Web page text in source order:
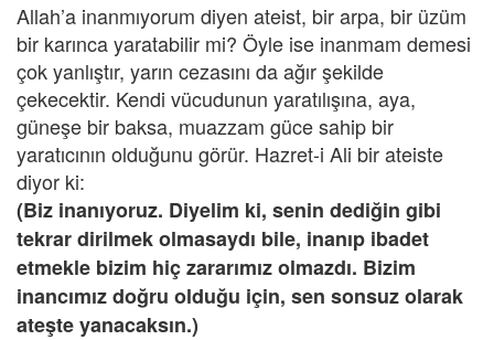
Allah’a inanmıyorum diyen ateist, bir arpa, bir üzüm
bir karınca yaratabilir mi? Öyle ise inanmam demesi
çok yanlıştır, yarın cezasını da ağır şekilde
çekecektir. Kendi vücudunun yaratılışına, aya,
güneşe bir baksa, muazzam güce sahip bir
yaratıcının olduğunu görür. Hazret-i Ali bir ateiste
diyor ki:
(Biz inanıyoruz. Diyelim ki, senin dediğin gibi
tekrar dirilmek olmasaydı bile, inanıp ibadet
etmekle bizim hiç zararımız olmazdı. Bizim
inancımız doğru olduğu için, sen sonsuz olarak
ateşte yanacaksın.)